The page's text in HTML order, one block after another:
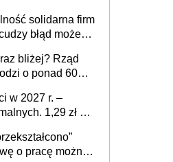
solidarna firm
błąd może
bliżej? Rząd
o ponad 60
w 2027 r. –
1,29 zł za
z
gospodarczej
o pracę można